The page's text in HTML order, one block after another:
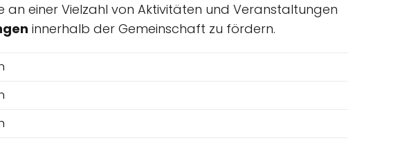
an einer Vielzahl von Aktivitäten und Veranstaltungen
innerhalb der Gemeinschaft zu fördern.